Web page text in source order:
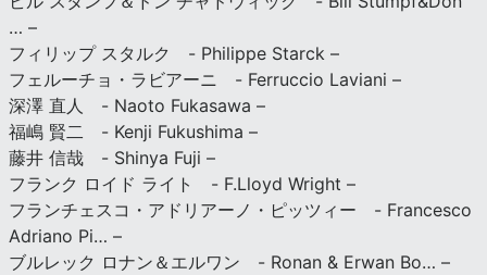
… –
フィリップ スタルク - Philippe Starck –
フェルーチョ・ラビアーニ - Ferruccio Laviani –
深澤 直人 - Naoto Fukasawa –
福嶋 賢二 - Kenji Fukushima –
藤井 信哉 - Shinya Fuji –
フランク ロイド ライト - F.Lloyd Wright –
フランチェスコ・アドリアーノ・ピッツィー - Francesco
Adriano Pi… –
ブルレック ロナン＆エルワン - Ronan & Erwan Bo… –